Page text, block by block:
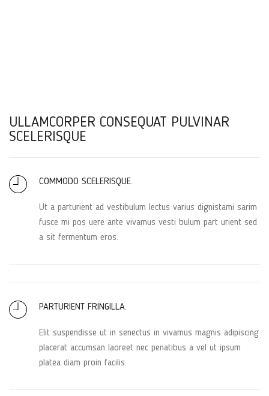
ULLAMCORPER CONSEQUAT PULVINAR
SCELERISQUE
COMMODO SCELERISQUE.
Ut a parturient ad vestibulum lectus varius dignistami sarim
fusce mi pos uere ante vivamus vesti bulum part urient sed
a sit fermentum eros.
PARTURIENT FRINGILLA.
Elit suspendisse ut in senectus in vivamus magnis adipiscing
placerat accumsan laoreet nec penatibus a vel ut ipsum
platea diam proin facilis.